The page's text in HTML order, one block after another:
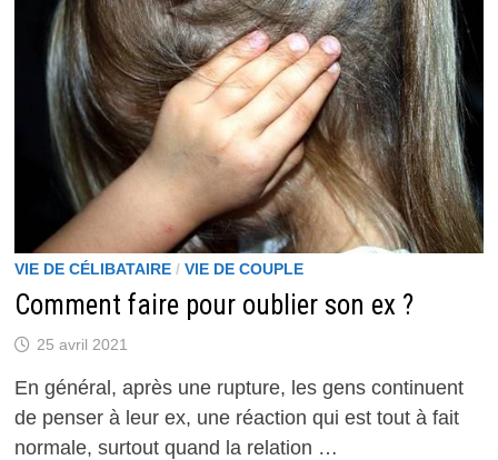
VIE DE CÉLIBATAIRE/ VIE DE COUPLE
Comment faire pour oublier son ex ?
25 avril 2021
En général, après une rupture, les gens continuent
de penser à leur ex, une réaction qui est tout à fait
normale, surtout quand la relation …